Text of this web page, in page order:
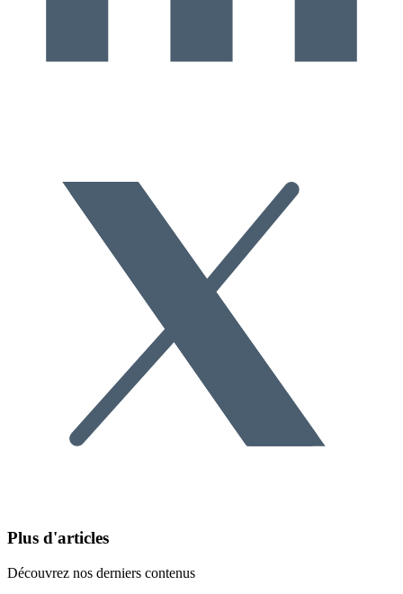
Plus d'articles
Découvrez nos derniers contenus